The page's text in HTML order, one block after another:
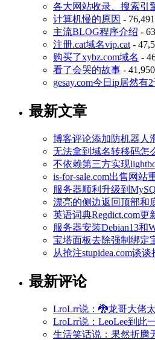
各大网站收录、搜索引
计算机慢的原因 -
主流BLOG程序介绍 -
注册.cat域名vip.cat -
购买了xybz.com域名 -
看了会哭的故事 -
gesay.com今日ip居然有2
最新文章
博客评论添加防机器人
无法拿到域名转移码怎
不依赖第三方实现
is-for-sale.com出售网站
服务器顺利升级到
漂亮的侧边返回顶部和
英语词典Regdict.com更
服务器安装Debian13和
宝塔面板去除强制绑定
从抢注stupidea.com谈
最新评论
LroLrr说：🐉龙哥大佬
LroLrr说：LeoLee到此
生活笑话说：果然折腾